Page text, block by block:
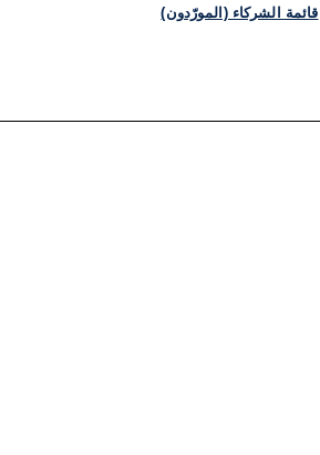
قائمة الشركاء (المورّدون)